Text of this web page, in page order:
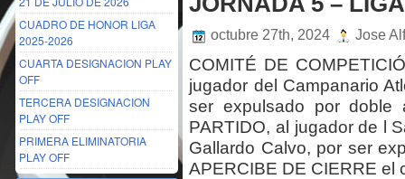
CUADRO DE HONOR LIGA
2025-2026
CUARTA DESIGNACION PLAY
OFF
TERCERA DESIGNACION
PLAY OFF
PRIMERA ELIMINATORIA
PLAY OFF
octubre 27th, 2024 Jose
COMITÉ DE
jugador del Campanario
ser expulsado por doble
PARTIDO, al jugador de l
Gallardo Calvo, por ser
APERCIBE DE CIERRE